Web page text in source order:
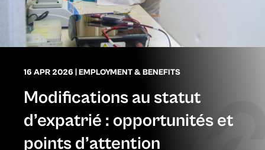
16 APR 2026 |EMPLOYMENT & BENEFITS
Modifications au statut
d’expatrié : opportunités et
points d’attention